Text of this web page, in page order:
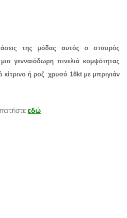
της μόδας αυτός ο σταυρός
γενναιόδωρη πινελιά κομψότητας
κίτρινο ή ροζχρυσό 18kt με μπριγιάν
εδώ